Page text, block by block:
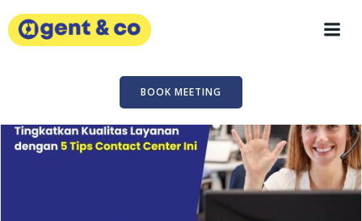
BOOK MEETING